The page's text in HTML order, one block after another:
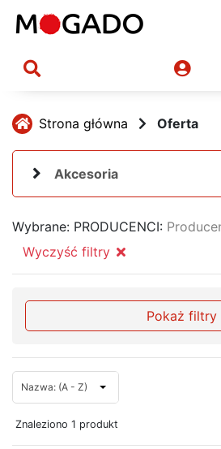
Strona główna Oferta
Akcesoria
Wybrane: PRODUCENCI:
Wyczyść filtry
Pokaż filtry
Nazwa: (A - Z)
Znaleziono 1 produkt